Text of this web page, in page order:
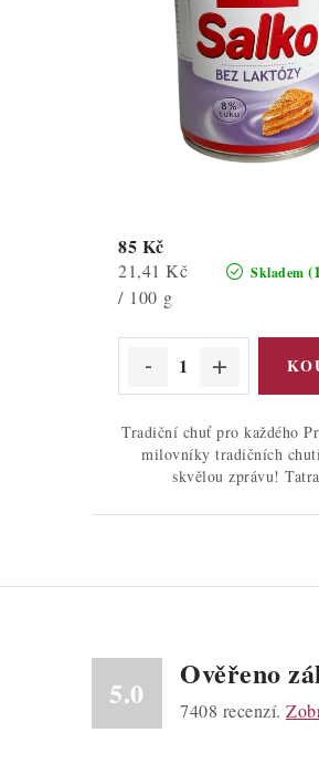
Skladem
85 Kč
Měrná
cena:
21,41 Kč
/ 100 g
Tradiční chuť pro každého
milovníky tradičních
skvělou zprávu!
5.0
Ověřeno
7408 recenzí.